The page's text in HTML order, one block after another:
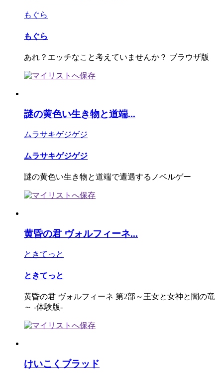
もぐら
もぐら
あれ？エッチなこと考えていませんか？ ブラウザ版
謎の黄色い生き物と道端...
ムラサキゲジゲジ
ムラサキゲジゲジ
謎の黄色い生き物と道端で遭遇するノベルゲー
黄昏の君 ヴォルフィーネ...
ときてっと
ときてっと
黄昏の君 ヴォルフィーネ 第2部～王女と女神と闇の竜
～ -体験版-
けいこくブラッド